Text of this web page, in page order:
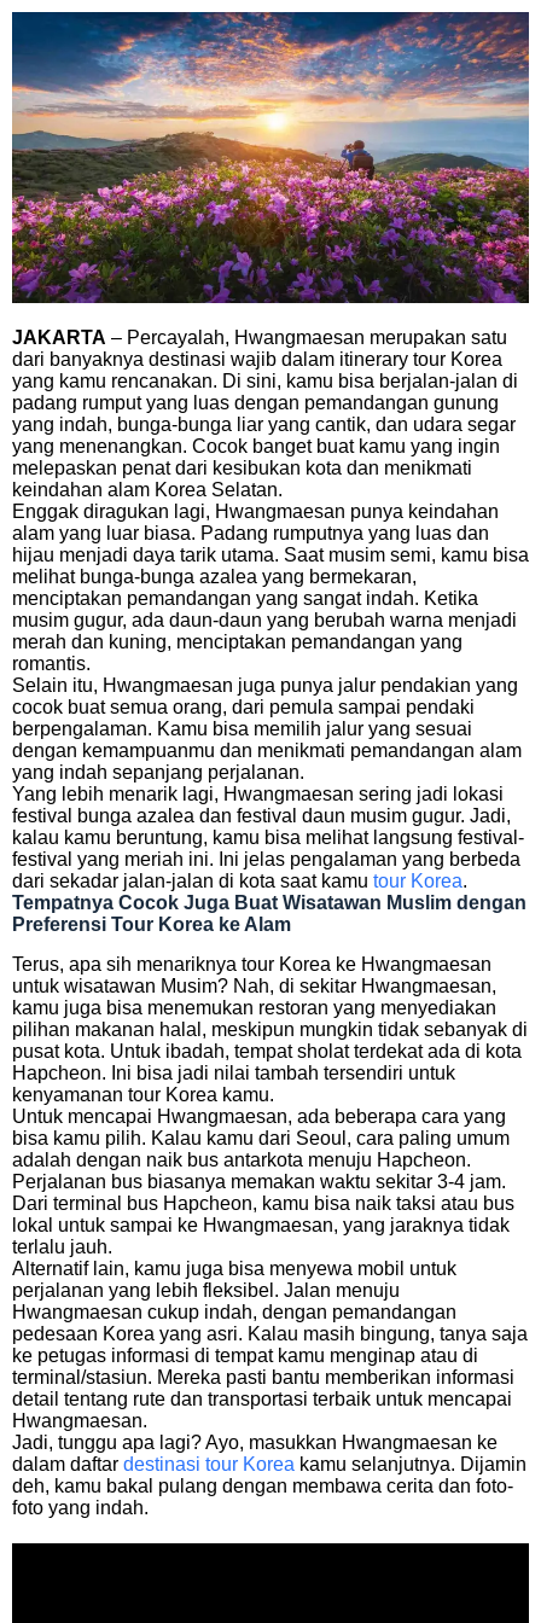
JAKARTA – Percayalah, Hwangmaesan merupakan satu
dari banyaknya destinasi wajib dalam itinerary tour Korea
yang kamu rencanakan. Di sini, kamu bisa berjalan-jalan di
padang rumput yang luas dengan pemandangan gunung
yang indah, bunga-bunga liar yang cantik, dan udara segar
yang menenangkan. Cocok banget buat kamu yang ingin
melepaskan penat dari kesibukan kota dan menikmati
keindahan alam Korea Selatan.
Enggak diragukan lagi, Hwangmaesan punya keindahan
alam yang luar biasa. Padang rumputnya yang luas dan
hijau menjadi daya tarik utama. Saat musim semi, kamu bisa
melihat bunga-bunga azalea yang bermekaran,
menciptakan pemandangan yang sangat indah. Ketika
musim gugur, ada daun-daun yang berubah warna menjadi
merah dan kuning, menciptakan pemandangan yang
romantis.
Selain itu, Hwangmaesan juga punya jalur pendakian yang
cocok buat semua orang, dari pemula sampai pendaki
berpengalaman. Kamu bisa memilih jalur yang sesuai
dengan kemampuanmu dan menikmati pemandangan alam
yang indah sepanjang perjalanan.
Yang lebih menarik lagi, Hwangmaesan sering jadi lokasi
festival bunga azalea dan festival daun musim gugur. Jadi,
kalau kamu beruntung, kamu bisa melihat langsung festival-
festival yang meriah ini. Ini jelas pengalaman yang berbeda
dari sekadar jalan-jalan di kota saat kamu tour Korea.
Tempatnya Cocok Juga Buat Wisatawan Muslim dengan
Preferensi Tour Korea ke Alam
Terus, apa sih menariknya tour Korea ke Hwangmaesan
untuk wisatawan Musim? Nah, di sekitar Hwangmaesan,
kamu juga bisa menemukan restoran yang menyediakan
pilihan makanan halal, meskipun mungkin tidak sebanyak di
pusat kota. Untuk ibadah, tempat sholat terdekat ada di kota
Hapcheon. Ini bisa jadi nilai tambah tersendiri untuk
kenyamanan tour Korea kamu.
Untuk mencapai Hwangmaesan, ada beberapa cara yang
bisa kamu pilih. Kalau kamu dari Seoul, cara paling umum
adalah dengan naik bus antarkota menuju Hapcheon.
Perjalanan bus biasanya memakan waktu sekitar 3-4 jam.
Dari terminal bus Hapcheon, kamu bisa naik taksi atau bus
lokal untuk sampai ke Hwangmaesan, yang jaraknya tidak
terlalu jauh.
Alternatif lain, kamu juga bisa menyewa mobil untuk
perjalanan yang lebih fleksibel. Jalan menuju
Hwangmaesan cukup indah, dengan pemandangan
pedesaan Korea yang asri. Kalau masih bingung, tanya saja
ke petugas informasi di tempat kamu menginap atau di
terminal/stasiun. Mereka pasti bantu memberikan informasi
detail tentang rute dan transportasi terbaik untuk mencapai
Hwangmaesan.
Jadi, tunggu apa lagi? Ayo, masukkan Hwangmaesan ke
dalam daftar destinasi tour Korea kamu selanjutnya. Dijamin
deh, kamu bakal pulang dengan membawa cerita dan foto-
foto yang indah.